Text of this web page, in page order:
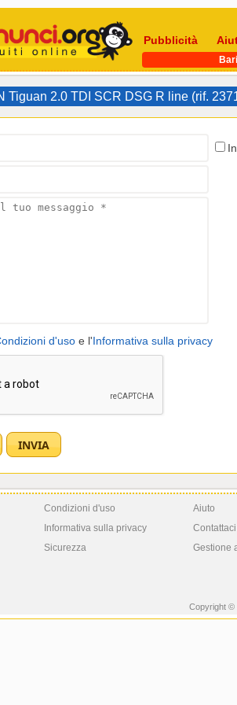
Pubblicità
Bari
Tiguan 2.0 TDI SCR DSG R line (rif.
d'uso e l'Informativa sulla privacy
Condizioni d'uso
Informativa sulla privacy
Sicurezza
Aiuto
Contattaci
Gestione
Copyright ©